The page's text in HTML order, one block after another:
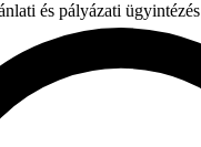
és pályázati ügyintézés